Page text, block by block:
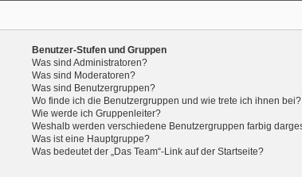
Benutzer-Stufen und Gruppen
Was sind Administratoren?
Was sind Moderatoren?
Was sind Benutzergruppen?
Wo finde ich die Benutzergruppen und wie trete ich ihnen bei?
Wie werde ich Gruppenleiter?
Weshalb werden verschiedene Benutzergruppen farbig
Was ist eine Hauptgruppe?
Was bedeutet der „Das Team“-Link auf der Startseite?